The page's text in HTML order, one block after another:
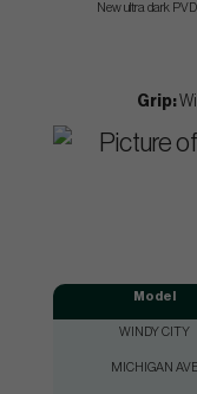
New ultra dark
Grip:
Model
WINDY CITY
MICHIGAN